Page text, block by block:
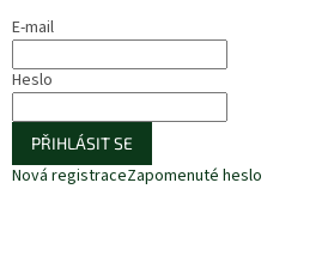
E-mail
Heslo
PŘIHLÁSIT SE
Nová registraceZapomenuté heslo